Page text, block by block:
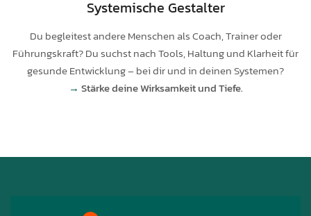
Systemische Gestalter
Du begleitest andere Menschen als Coach, Trainer oder
Führungskraft? Du suchst nach Tools, Haltung und Klarheit für
gesunde Entwicklung – bei dir und in deinen Systemen?
→ Stärke deine Wirksamkeit und Tiefe.